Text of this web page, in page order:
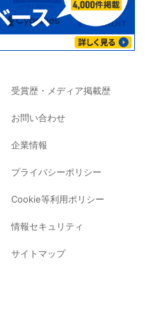
受賞歴・メディア掲載歴
お問い合わせ
企業情報
プライバシーポリシー
Cookie等利用ポリシー
情報セキュリティ
サイトマップ